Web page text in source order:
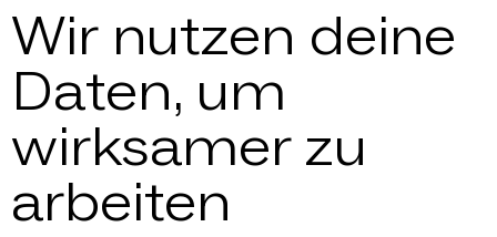
Wir nutzen deine
Daten, um
wirksamer zu
arbeiten